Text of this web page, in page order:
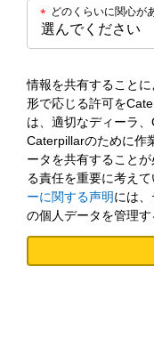
どのくらいに関心が
*
情報を共有すること
形で応じる許可を
は、適切なディーラ
Caterpillarのために作
ータを共有すること
る責任を重要に考えて
ーに関する声明には
の個人データを管理す